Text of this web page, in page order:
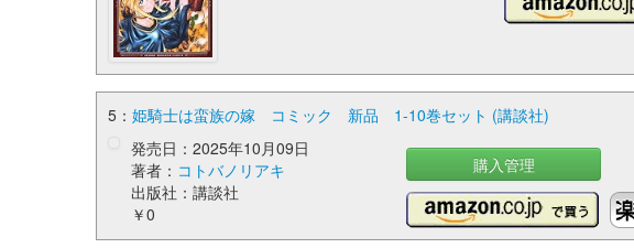
5： 姫騎士は蛮族の嫁 コミック 新品 1-10巻セット (講談社)
発売日：2025年10月09日
著者： コトバノリアキ
出版社：講談社
￥0
購入管理